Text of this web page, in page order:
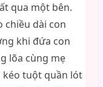
qua một bên.
chiều dài con
khi đứa con
lõa cùng mẹ
kéo tuột quần lót